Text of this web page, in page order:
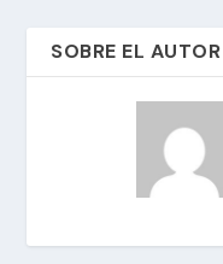
SOBRE EL AUTOR